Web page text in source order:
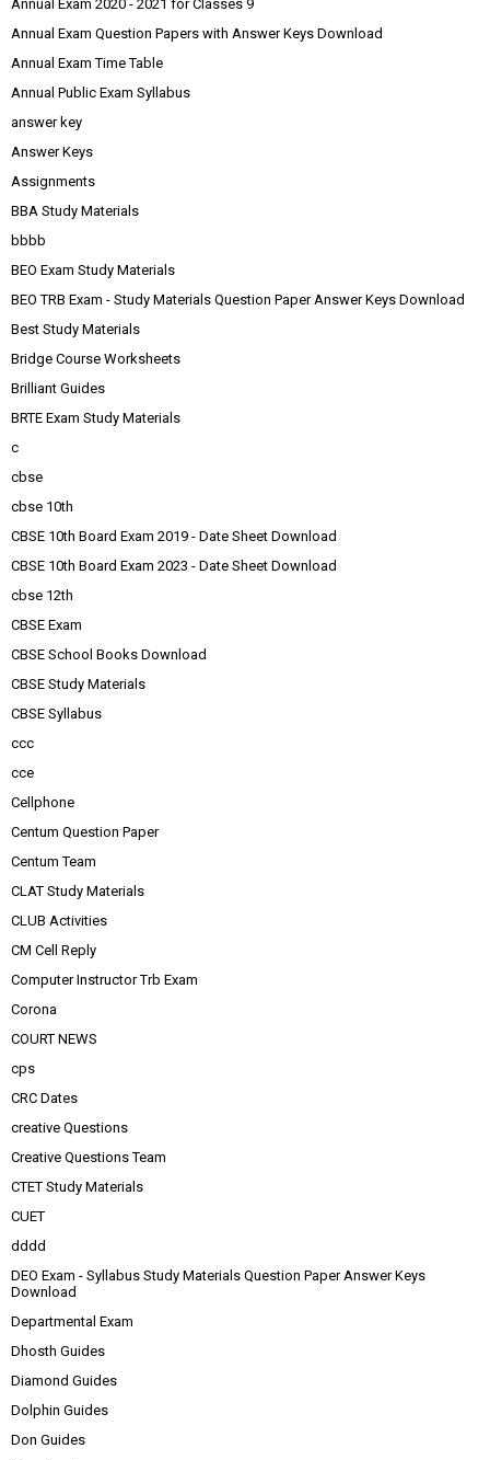
Annual Exam 2020 - 2021 for Classes 9
Annual Exam Question Papers with Answer Keys Download
Annual Exam Time Table
Annual Public Exam Syllabus
answer key
Answer Keys
Assignments
BBA Study Materials
bbbb
BEO Exam Study Materials
BEO TRB Exam - Study Materials Question Paper Answer Keys Download
Best Study Materials
Bridge Course Worksheets
Brilliant Guides
BRTE Exam Study Materials
c
cbse
cbse 10th
CBSE 10th Board Exam 2019 - Date Sheet Download
CBSE 10th Board Exam 2023 - Date Sheet Download
cbse 12th
CBSE Exam
CBSE School Books Download
CBSE Study Materials
CBSE Syllabus
ccc
cce
Cellphone
Centum Question Paper
Centum Team
CLAT Study Materials
CLUB Activities
CM Cell Reply
Computer Instructor Trb Exam
Corona
COURT NEWS
cps
CRC Dates
creative Questions
Creative Questions Team
CTET Study Materials
CUET
dddd
DEO Exam - Syllabus Study Materials Question Paper Answer Keys
Download
Departmental Exam
Dhosth Guides
Diamond Guides
Dolphin Guides
Don Guides